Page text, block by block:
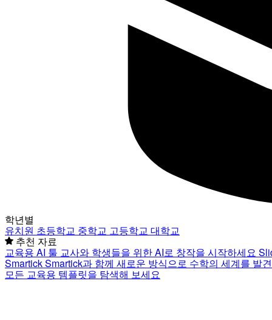
학년별
유치원 초등학교 중학교 고등학교 대학교
추천 자료
교육용 AI 툴 교사와 학생들을 위한 AI로 창작을 시작하세요
SmartickSmartick과 함께 새로운 방식으로 수학의 세계를 발
모든 교육용 템플릿을 탐색해 보세요